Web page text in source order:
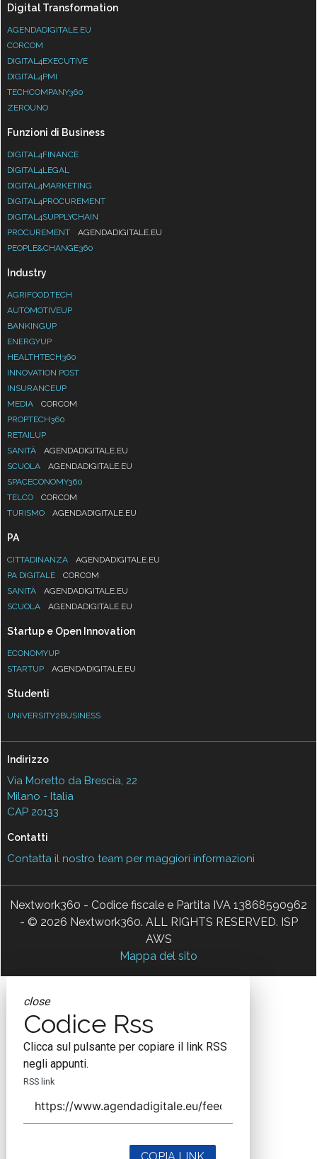
Digital Transformation
AGENDADIGITALE.EU
CORCOM
DIGITAL4EXECUTIVE
DIGITAL4PMI
TECHCOMPANY360
ZEROUNO
Funzioni di Business
DIGITAL4FINANCE
DIGITAL4LEGAL
DIGITAL4MARKETING
DIGITAL4PROCUREMENT
DIGITAL4SUPPLYCHAIN
PROCUREMENT
AGENDADIGITALE.EU
PEOPLE&CHANGE360
Industry
AGRIFOOD.TECH
AUTOMOTIVEUP
BANKINGUP
ENERGYUP
HEALTHTECH360
INNOVATION POST
INSURANCEUP
MEDIA
CORCOM
PROPTECH360
RETAILUP
SANITÀ
AGENDADIGITALE.EU
SCUOLA
AGENDADIGITALE.EU
SPACECONOMY360
TELCO
CORCOM
TURISMO
AGENDADIGITALE.EU
PA
CITTADINANZA
AGENDADIGITALE.EU
PA DIGITALE
CORCOM
SANITÀ
AGENDADIGITALE.EU
SCUOLA
AGENDADIGITALE.EU
Startup e Open Innovation
ECONOMYUP
STARTUP
AGENDADIGITALE.EU
Studenti
UNIVERSITY2BUSINESS
Indirizzo
Via Moretto da Brescia, 22
Milano - Italia
CAP 20133
Contatti
Contatta il nostro team per maggiori informazioni
Nextwork360 - Codice fiscale e Partita IVA 13868590962
- © 2026 Nextwork360. ALL RIGHTS RESERVED. ISP
AWS
Mappa del sito
close
Codice Rss
Clicca sul pulsante per copiare il link RSS
negli appunti.
RSS link
COPIA LINK